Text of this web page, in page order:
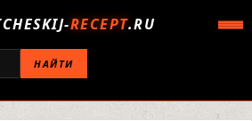
RECEPT.RU
НАЙТИ